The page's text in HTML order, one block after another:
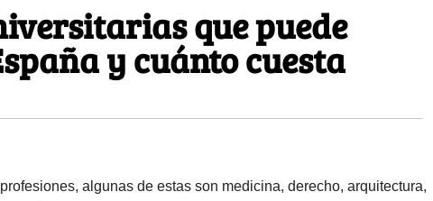
que puede
y cuánto cuesta
algunas de estas son medicina, derecho, arquitectura,